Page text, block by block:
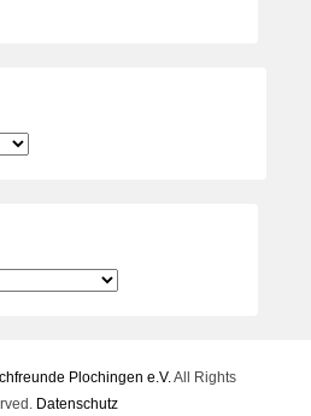
Plochingen e.V. All Rights
Datenschutz